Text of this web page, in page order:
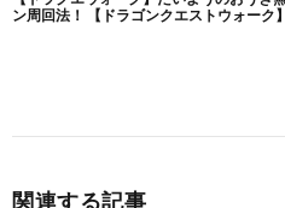
関連する記事